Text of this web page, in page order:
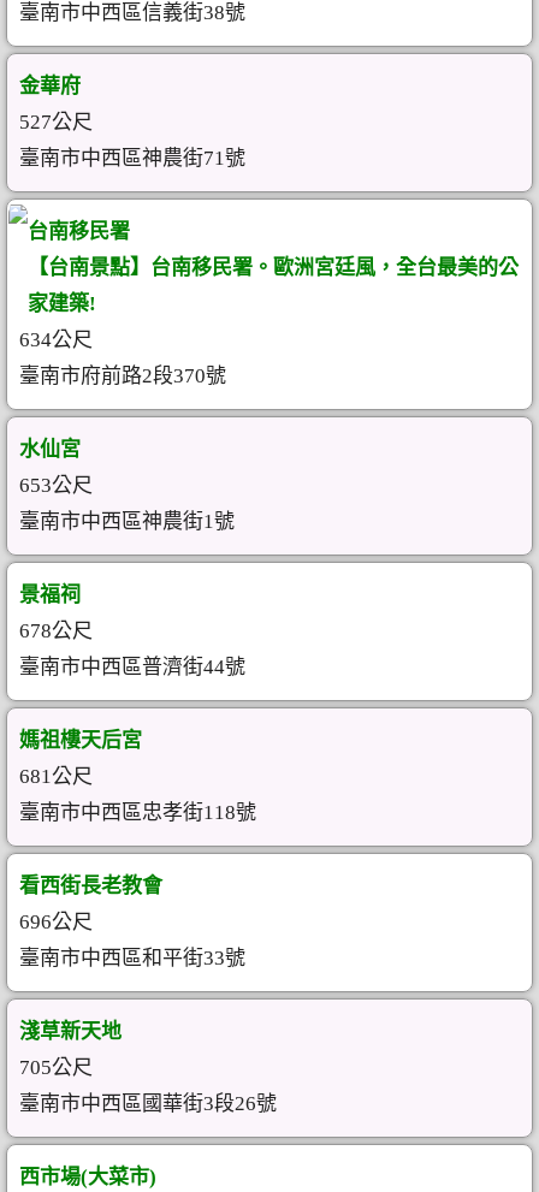
臺南市中西區信義街38號
金華府
527公尺
臺南市中西區神農街71號
台南移民署
【台南景點】台南移民署。歐洲宮廷風，全台最美的公
家建築!
634公尺
臺南市府前路2段370號
水仙宮
653公尺
臺南市中西區神農街1號
景福祠
678公尺
臺南市中西區普濟街44號
媽祖樓天后宮
681公尺
臺南市中西區忠孝街118號
看西街長老教會
696公尺
臺南市中西區和平街33號
淺草新天地
705公尺
臺南市中西區國華街3段26號
西市場(大菜市)